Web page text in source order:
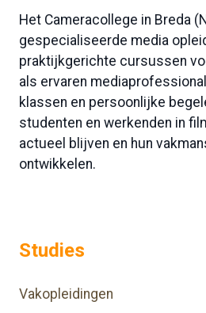
Het Cameracollege in Breda
gespecialiseerde media
praktijkgerichte cursussen
als ervaren
klassen en persoonlijke
studenten en werkenden in
actueel blijven en hun
ontwikkelen.
Studies
Vakopleidingen